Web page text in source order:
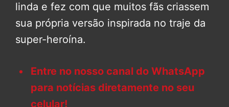
linda e fez com que muitos fãs criassem
sua própria versão inspirada no traje da
super-heroína.
Entre no nosso canal do WhatsApp
para notícias diretamente no seu
celular!